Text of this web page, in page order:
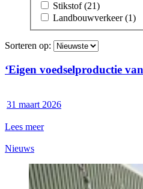
Stikstof (21)
Landbouwverkeer (1)
Sorteren op:
‘Eigen voedselproductie
31 maart 2026
Lees meer
Nieuws